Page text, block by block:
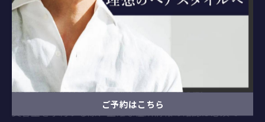
気になる美容室の住所と地名の
確認ポイント
美容室予約時に役立つ住所チェックの方法
美容室を予約する際、正確な住所情報の確認は必須で
ご予約はこちら